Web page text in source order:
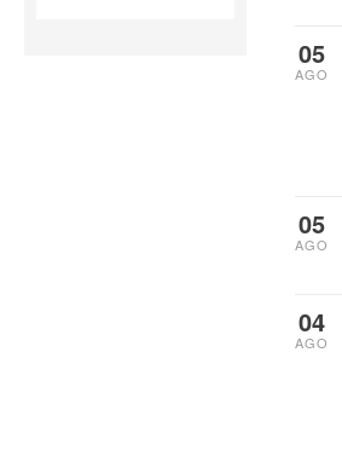
05
AGO
05
AGO
04
AGO